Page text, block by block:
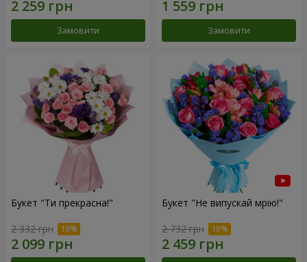
Замовити Замовити
Букет "Ти прекрасна!"
2 332 грн
Букет "Не випускай мрію!"
2 732 грн